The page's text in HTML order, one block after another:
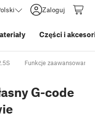
Zaloguj
Części i
Funkcje zaawansowane
G-code